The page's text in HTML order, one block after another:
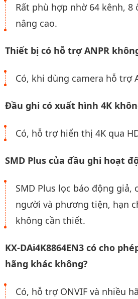
Rất phù hợp nhờ 64 kênh, 8
nâng cao.
Thiết bị có hỗ trợ ANPR
Có, khi dùng camera hỗ trợ
Đầu ghi có xuất hình 4K
Có, hỗ trợ hiển thị 4K qua
SMD Plus của đầu ghi hoạt
SMD Plus lọc báo động giả,
người và phương tiện, hạn
không cần thiết.
KX-DAi4K8864EN3 có cho
hãng khác không?
Có, hỗ trợ ONVIF và nhiều